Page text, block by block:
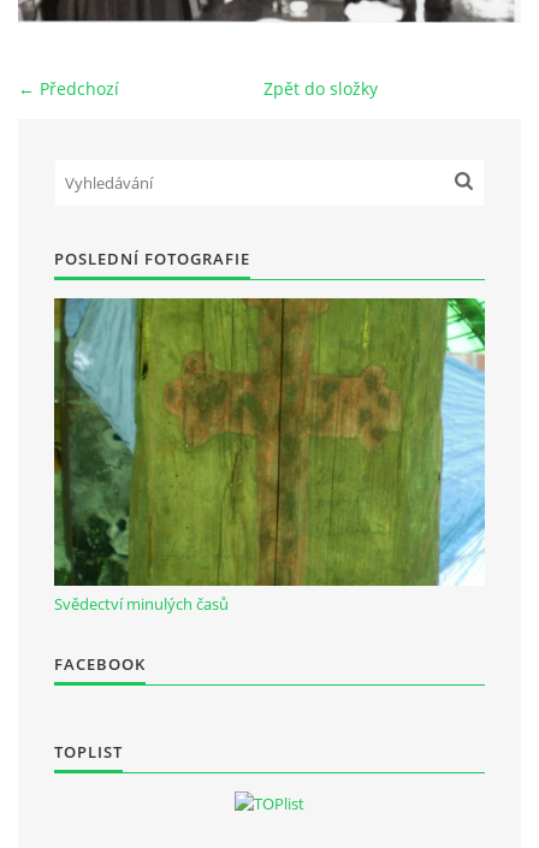
DOKUMENTY OVJK
Občanská vzdělávací jednota "Komenský" v Choceradech z.s.
Chocerady 4
257 24 Chocerady
IČ: 498 28 614
Kontaktní osoba:
Mgr. Miroslava Cinkeisová
← Předchozí Zpět do složky
POSLEDNÍ FOTOGRAFIE
Svědectví minulých časů
FACEBOOK
TOPLIST